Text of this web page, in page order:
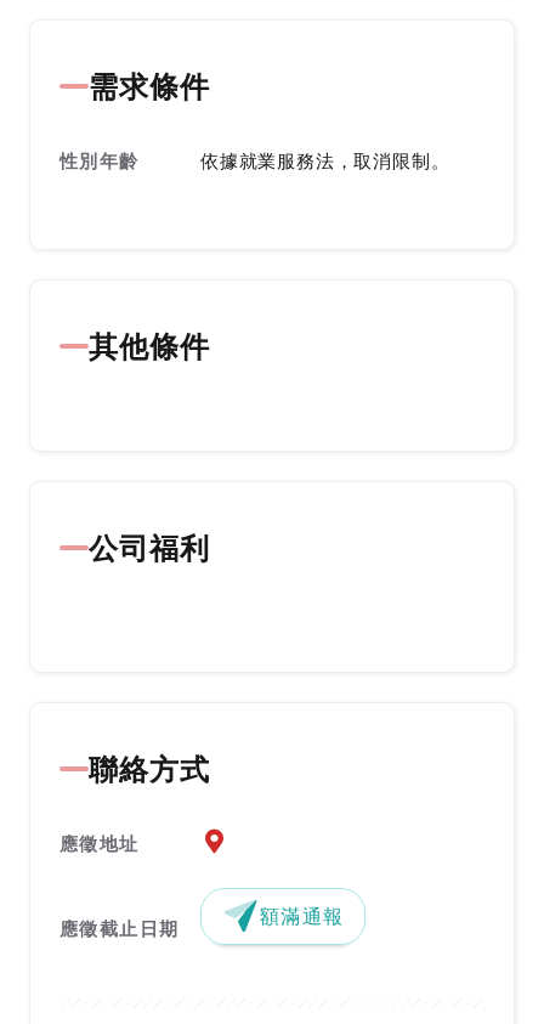
需求條件
性別年齡 依據就業服務法，取消限制。
其他條件
公司福利
聯絡方式
應徵地址 應徵地址地圖『另開新視窗』
應徵截止日期 額滿通報